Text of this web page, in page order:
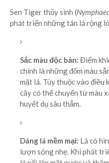
Sen Tiger thủy sinh (
phát triển những tán lá rộng
Sắc màu độc bản: Điểm
chính là những đốm màu
mặt lá. Tùy thuộc vào điều
cây có thể chuyển từ màu
huyết dụ sâu thẳm.
Dáng lá mềm mại: Lá có
lượn sóng nhẹ. Khi phát